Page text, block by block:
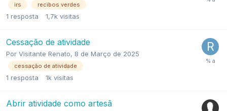
irs recibos verdes
1 resposta 1,7k visitas
Cessação de atividade
Por Visitante Renato, 8 de Março de 2025
cessação de atividade
1 resposta 1k visitas
Abrir atividade como artesã